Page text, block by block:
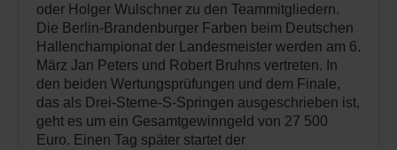
oder Holger Wulschner zu den Teammitgliedern.
Die Berlin-Brandenburger Farben beim Deutschen
Hallenchampionat der Landesmeister werden am 6.
März Jan Peters und Robert Bruhns vertreten. In
den beiden Wertungsprüfungen und dem Finale,
das als Drei-Sterne-S-Springen ausgeschrieben ist,
geht es um ein Gesamtgewinngeld von 27 500
Euro. Einen Tag später startet der